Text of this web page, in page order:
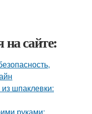
сайте:
из шпаклевки:
руками: